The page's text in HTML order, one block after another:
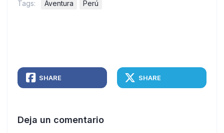
Tags: Aventura Perú
SHARE SHARE
Deja un comentario